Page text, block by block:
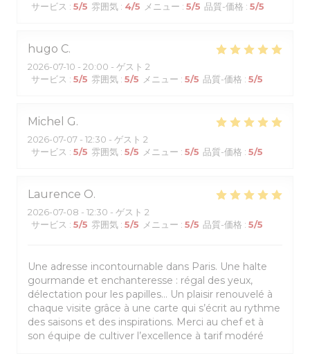
サービス : 5/5 雰囲気 : 4/5 メニュー : 5/5 品質-価格 : 5/5
hugo C
2026-07-10 - 20:00 - ゲスト 2
サービス : 5/5 雰囲気 : 5/5 メニュー : 5/5 品質-価格 : 5/5
Michel G
2026-07-07 - 12:30 - ゲスト 2
サービス : 5/5 雰囲気 : 5/5 メニュー : 5/5 品質-価格 : 5/5
Laurence O
2026-07-08 - 12:30 - ゲスト 2
サービス : 5/5 雰囲気 : 5/5 メニュー : 5/5 品質-価格 : 5/5
Une adresse incontournable dans Paris. Une halte
gourmande et enchanteresse : régal des yeux,
délectation pour les papilles… Un plaisir renouvelé à
chaque visite grâce à une carte qui s’écrit au rythme
des saisons et des inspirations. Merci au chef et à
son équipe de cultiver l’excellence à tarif modéré